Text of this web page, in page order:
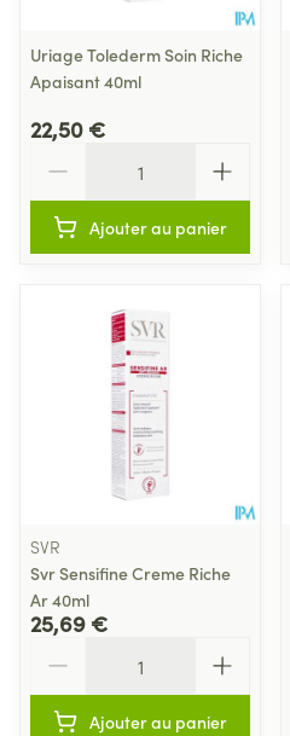
Uriage Tolederm Soin Riche
Apaisant 40ml
22,50 €
Ajouter au panier
SVR
Svr Sensifine Creme Riche
Ar 40ml
25,69 €
Ajouter au panier